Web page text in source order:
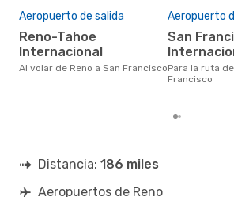
Aeropuerto de salida
Reno-Tahoe
Internacional
Al volar de Reno a San Francisco
Aeropuerto
San Francisco
Para la ruta de Reno a San
Francisco
Distancia: 186 miles
Aeropuertos de Reno